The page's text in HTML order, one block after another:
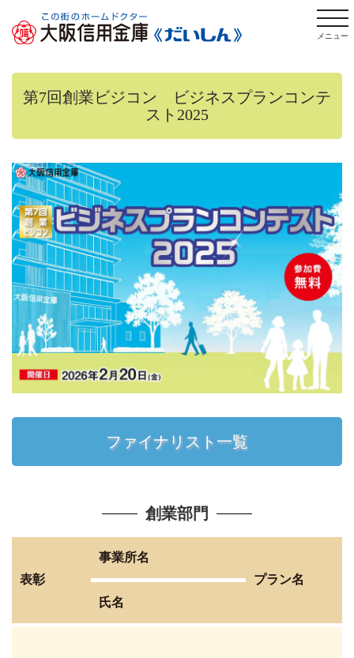
第7回創業ビジコン ビジネスプランコンテ
スト2025
ファイナリスト一覧
創業部門
表彰
事業所名
プラン名
氏名